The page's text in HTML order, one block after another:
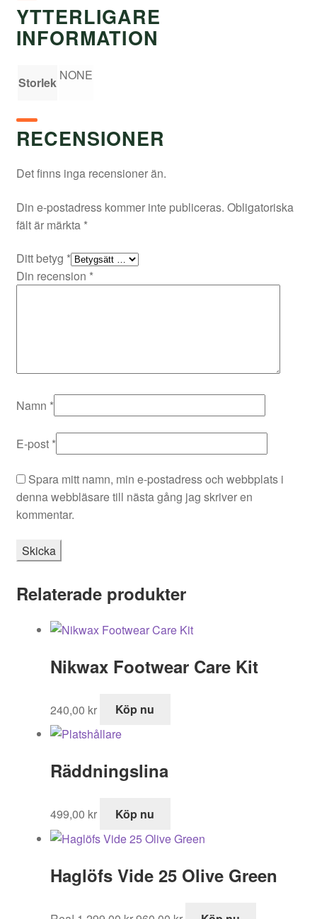
YTTERLIGARE
INFORMATION
Storlek NONE
RECENSIONER
Det finns inga recensioner än.
Din e-postadress kommer inte publiceras. Obligatoriska
fält är märkta *
Ditt betyg *
Din recension *
Namn *
E-post *
Spara mitt namn, min e-postadress och webbplats i
denna webbläsare till nästa gång jag skriver en
kommentar.
Relaterade produkter
Nikwax Footwear Care Kit
240,00 kr Köp nu
Räddningslina
499,00 kr Köp nu
Haglöfs Vide 25 Olive Green